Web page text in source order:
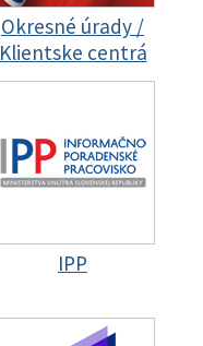
Okresné úrady /
Klientske centrá
IPP